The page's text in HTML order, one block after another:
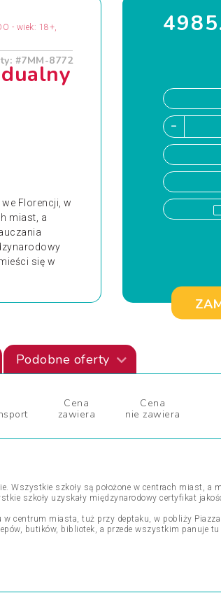
- wiek: 18+,
#7MM-8772
Florencji, w
miast, a
się w
Podobne oferty
Cena
zawiera
Cena
nie zawiera
Wszystkie szkoły są położone w centrach miast, a
szkoły uzyskały międzynarodowy certyfikat
centrum miasta, tuż przy deptaku, w pobliży
butików, bibliotek, a przede wszystkim panuje